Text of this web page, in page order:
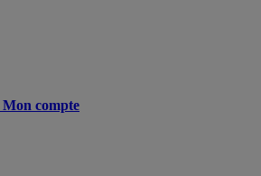
Mon compte